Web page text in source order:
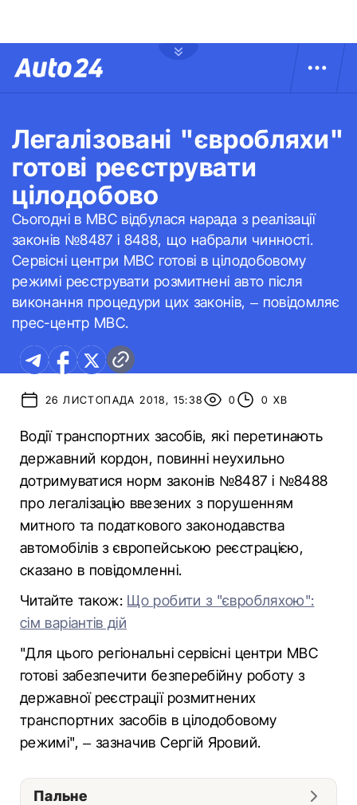
Легалізовані "євробляхи"
готові реєструвати
цілодобово
Сьогодні в МВС відбулася нарада з реалізації
законів №8487 і 8488, що набрали чинності.
Сервісні центри МВС готові в цілодобовому
режимі реєструвати розмитнені авто після
виконання процедури цих законів, – повідомляє
прес-центр МВС.
26 ЛИСТОПАДА 2018, 15:38 0 0 ХВ
Водії транспортних засобів, які перетинають
державний кордон, повинні неухильно
дотримуватися норм законів №8487 і №8488
про легалізацію ввезених з порушенням
митного та податкового законодавства
автомобілів з європейською реєстрацією,
сказано в повідомленні.
Читайте також: Що робити з "євробляхою":
сім варіантів дій
"Для цього регіональні сервісні центри МВС
готові забезпечити безперебійну роботу з
державної реєстрації розмитнених
транспортних засобів в цілодобовому
режимі", – зазначив Сергій Яровий.
Пальне